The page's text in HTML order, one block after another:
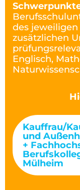
des
zusätzlichen
Englisch,
Kauffrau/
und
+
Mülheim